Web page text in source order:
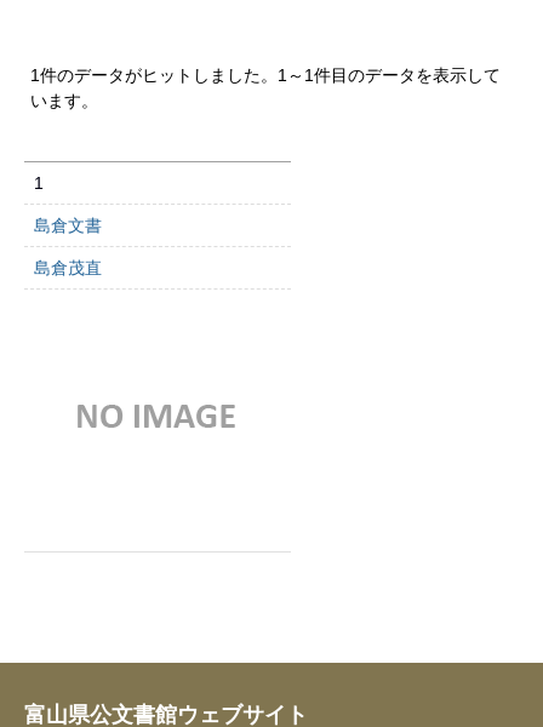
1件のデータがヒットしました。1～1件目のデータを表示して
います。
1
島倉文書
島倉茂直
富山県公文書館ウェブサイト